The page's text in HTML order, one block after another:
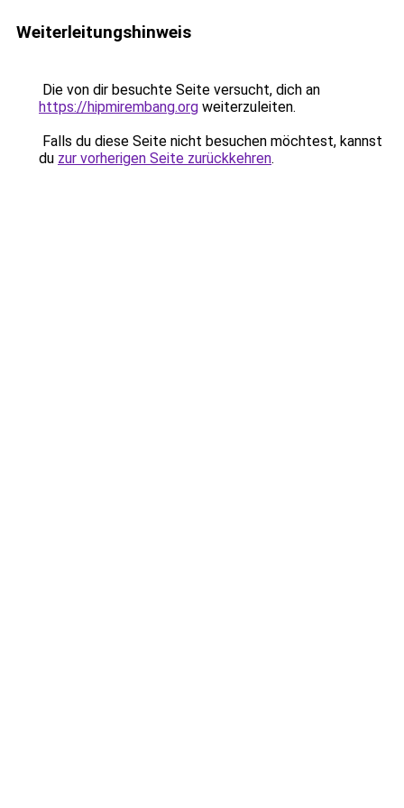
Weiterleitungshinweis
Die von dir besuchte Seite versucht, dich an
https://hipmirembang.org weiterzuleiten.
Falls du diese Seite nicht besuchen möchtest, kannst
du zur vorherigen Seite zurückkehren.